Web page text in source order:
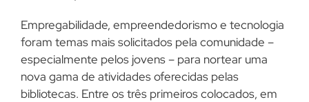
Empregabilidade, empreendedorismo e tecnologia
foram temas mais solicitados pela comunidade –
especialmente pelos jovens – para nortear uma
nova gama de atividades oferecidas pelas
bibliotecas. Entre os três primeiros colocados, em